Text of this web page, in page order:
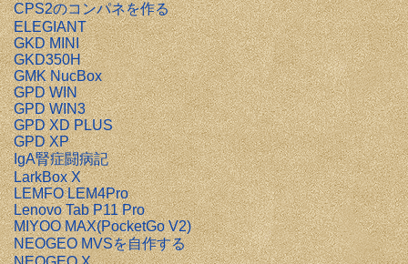
CPS2のコンパネを作る
ELEGIANT
GKD MINI
GKD350H
GMK NucBox
GPD WIN
GPD WIN3
GPD XD PLUS
GPD XP
IgA腎症闘病記
LarkBox X
LEMFO LEM4Pro
Lenovo Tab P11 Pro
MIYOO MAX(PocketGo V2)
NEOGEO MVSを自作する